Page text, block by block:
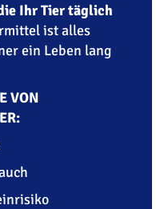
Ihr Tier täglich
ist alles
ein Leben lang
VON